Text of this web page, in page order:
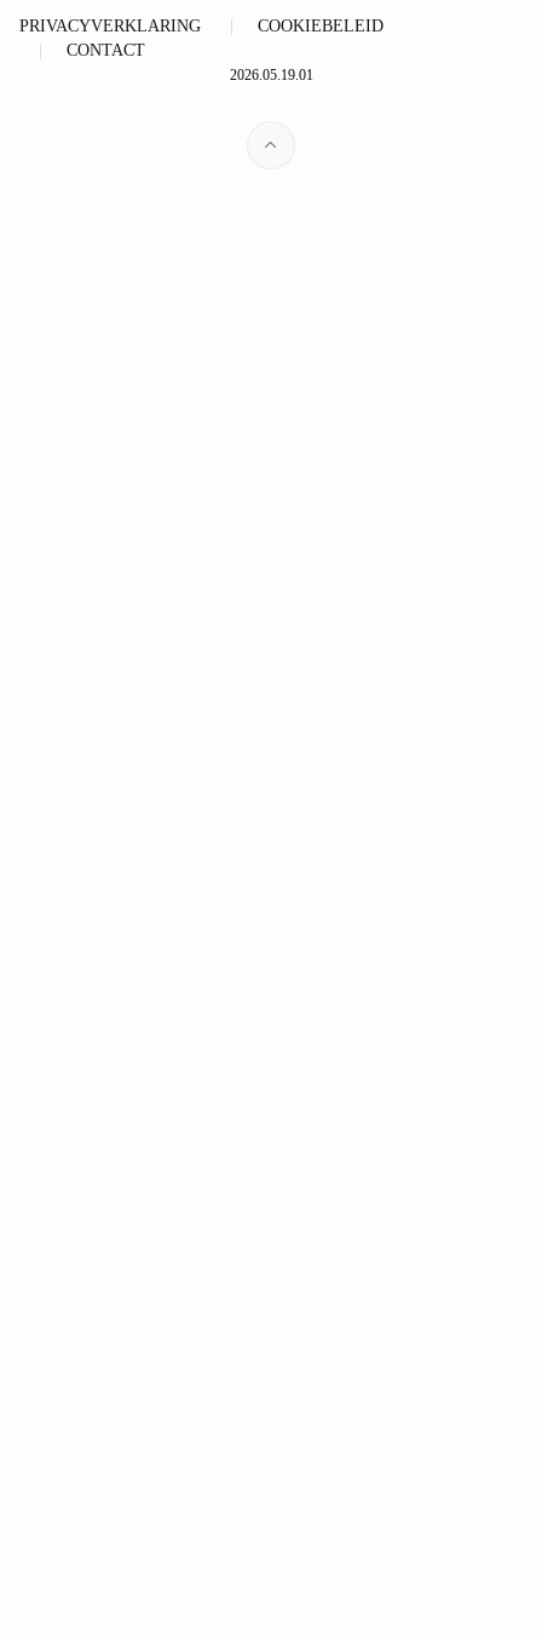
PRIVACYVERKLARING
COOKIEBELEID
CONTACT
2026.05.19.01